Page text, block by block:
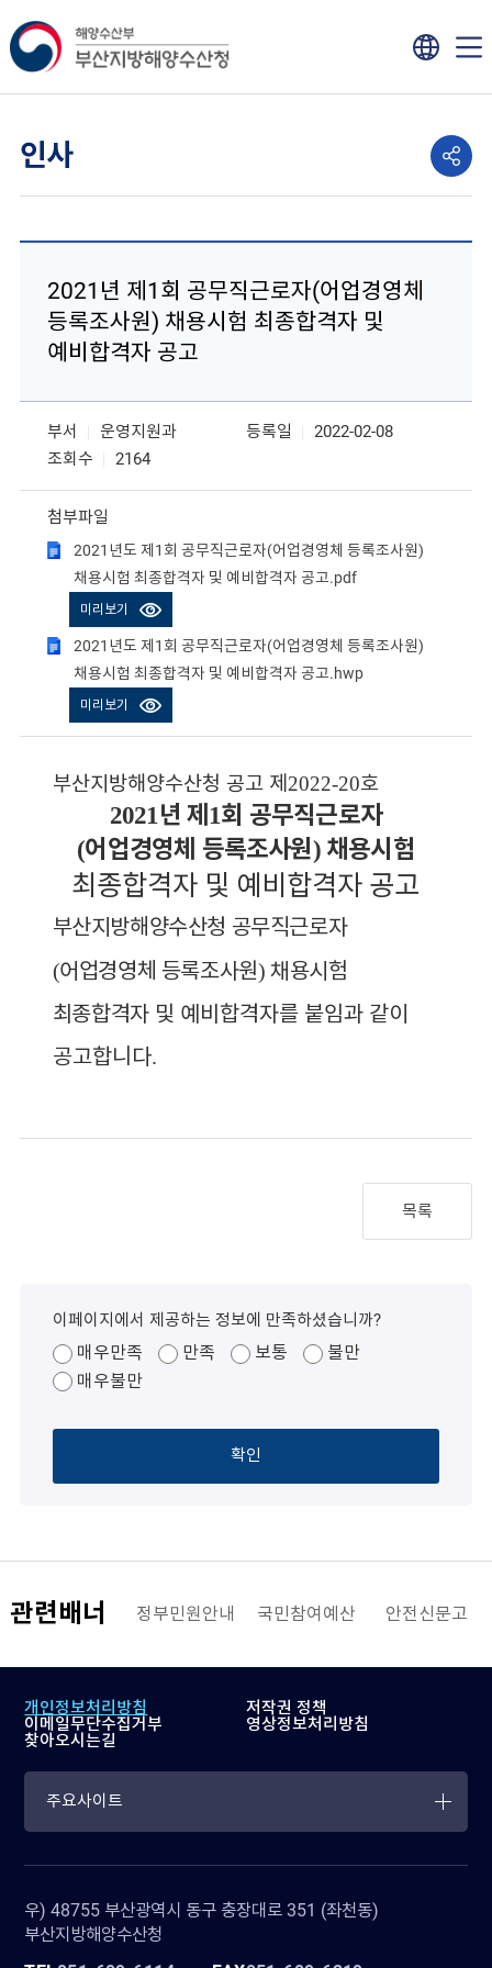
인사
2021년 제1회 공무직근로자(어업경영체
등록조사원) 채용시험 최종합격자 및
예비합격자 공고
부서 운영지원과 등록일
2022-02-08
조회수
2164
첨부파일
2021년도 제1회 공무직근로자(어업경영체 등록조사원)
채용시험 최종합격자 및 예비합격자 공고.pdf
미리보기
2021년도 제1회 공무직근로자(어업경영체 등록조사원)
채용시험 최종합격자 및 예비합격자 공고.hwp
미리보기
부산지방해양수산청 공고 제 2022-20호
2021년 제 1회 공무직근로자
(어업경영체 등록조사원) 채용시험
최종합격자 및 예비합격자 공고
부산지방해양수산청 공무직근로자
(어업경영체 등록조사원) 채용시험
최종합격자 및 예비합격자를 붙임과 같이
공고합니다.
목록
이페이지에서 제공하는 정보에 만족하셨습니까?
매우만족 만족 보통
불만
매우불만
확인
관련배너
해양수산부 정부민원안내 국민참여예산 안전신문고
개인정보처리방침
저작권 정책
이메일무단수집거부
영상정보처리방침
찾아오시는길
주요사이트
우) 48755 부산광역시 동구 충장대로 351 (좌천동)
부산지방해양수산청